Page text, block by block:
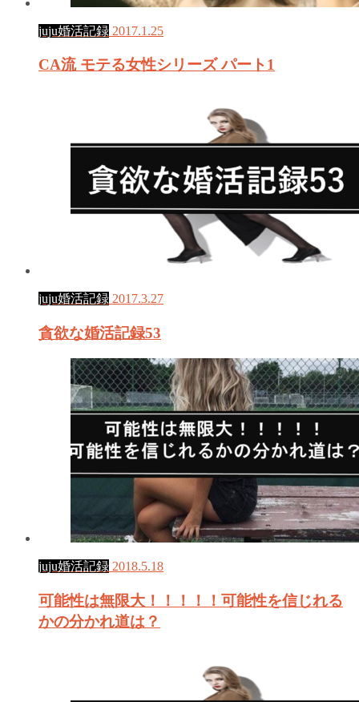
juju婚活記録 2017.1.25
CA流 モテる女性シリーズ パート1
juju婚活記録 2017.3.27
貪欲な婚活記録53
juju婚活記録 2018.5.18
可能性は無限大！！！！！可能性を信じれる
かの分かれ道は？